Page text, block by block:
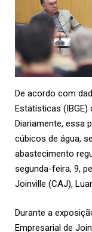
De acordo com
Estatísticas
Diariamente, essa
cúbicos de água,
abastecimento
segunda-feira, 9,
Joinville (CAJ),
Durante a
Empresarial de